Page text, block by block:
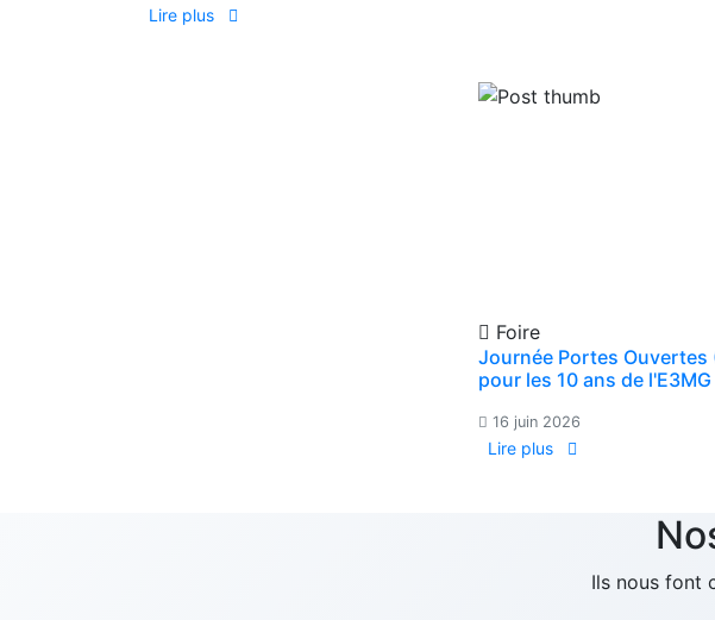
Lire plus
Foire
Journée Portes Ouvertes
pour les 10 ans de l'E3MG
16 juin 2026
Lire plus
Ils nous font